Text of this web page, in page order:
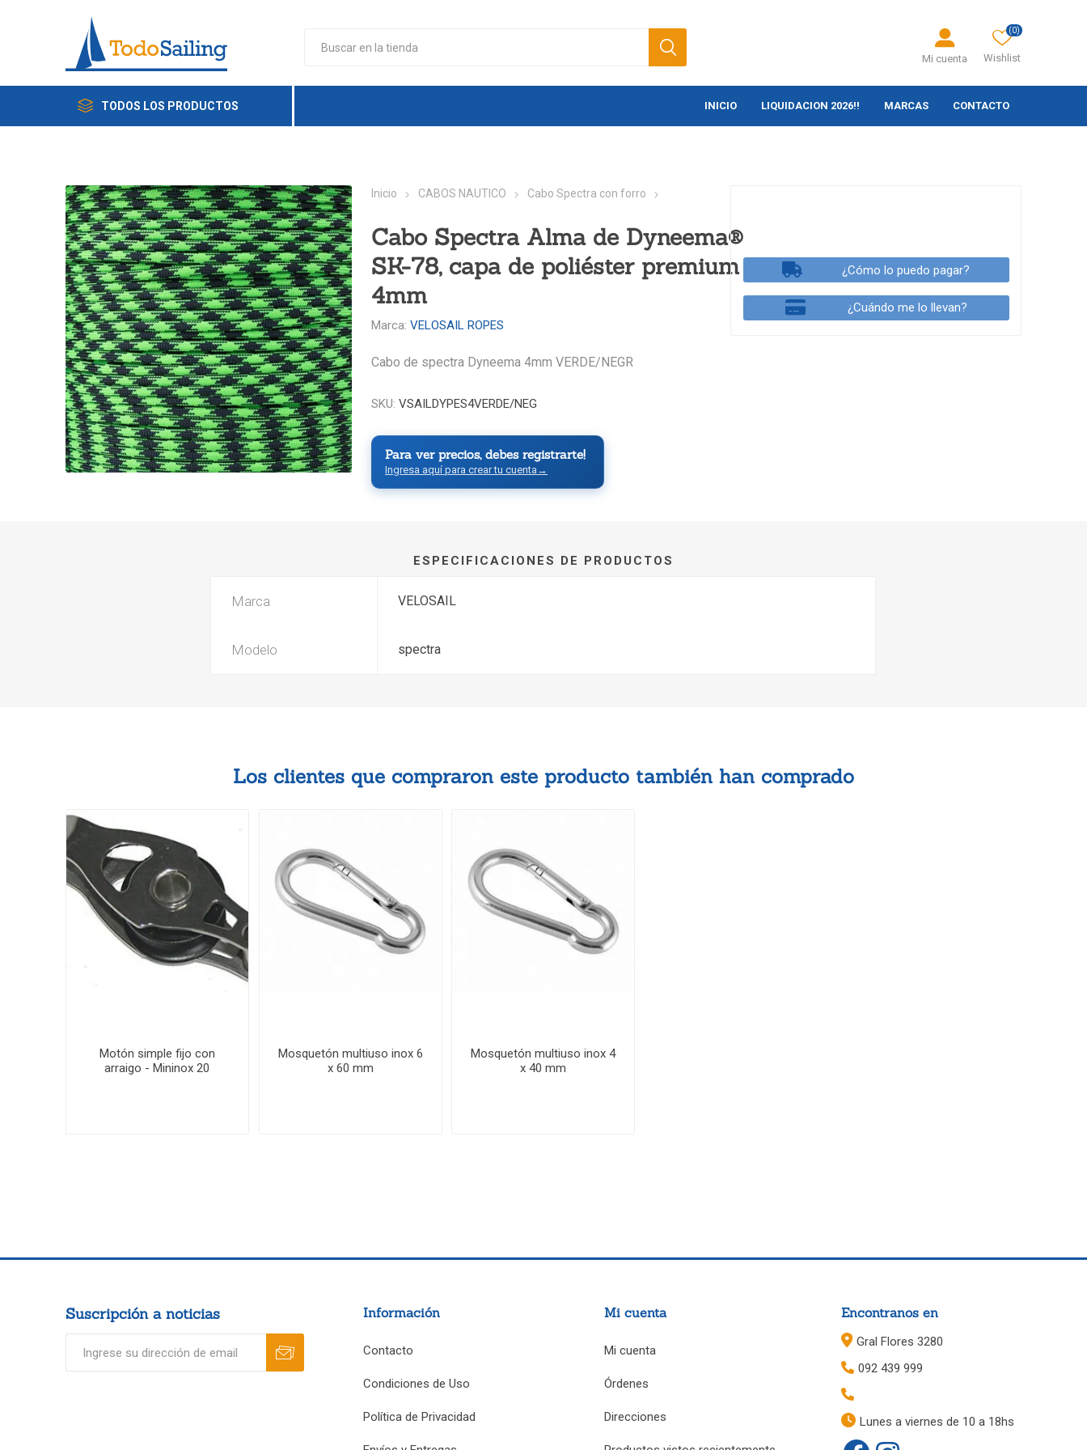
Mi cuenta Wishlist
(0)
TODOS LOS PRODUCTOS INICIO LIQUIDACION 2026!! MARCAS CONTACTO
Inicio CABOS NAUTICO Cabo Spectra con forro
Cabo Spectra Alma de Dyneema®
SK-78, capa de poliéster premium
4mm
Marca: VELOSAIL ROPES
Cabo de spectra Dyneema 4mm VERDE/NEGR
SKU: VSAILDYPES4VERDE/NEG
Para ver precios, debes registrarte!
Ingresa aquí para crear tu cuenta →
¿Cómo lo puedo pagar?
¿Cuándo me lo llevan?
ESPECIFICACIONES DE PRODUCTOS
Marca VELOSAIL
Modelo spectra
Los clientes que compraron este producto también han comprado
Motón simple fijo con
arraigo - Mininox 20
Mosquetón multiuso inox 6
x 60 mm
Mosquetón multiuso inox 4
x 40 mm
Suscripción a noticias Información
Contacto
Condiciones de Uso
Política de Privacidad
Mi cuenta
Mi cuenta
Órdenes
Direcciones
Encontranos en
Gral Flores 3280
092 439 999
Lunes a viernes de 10 a 18hs